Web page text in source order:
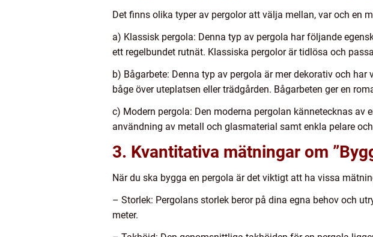
Det finns olika typer av pergolor att välja mellan, var och en
a) Klassisk pergola: Denna typ av pergola har följande
ett regelbundet rutnät. Klassiska pergolor är tidlösa och
b) Bågarbete: Denna typ av pergola är mer dekorativ och
båge över uteplatsen eller trädgården. Bågarbeten ger en
c) Modern pergola: Den moderna pergolan kännetecknas
användning av metall och glasmaterial samt enkla pelare
3. Kvantitativa mätningar om
När du ska bygga en pergola är det viktigt att ha vissa
– Storlek: Pergolans storlek beror på dina egna behov och
meter.